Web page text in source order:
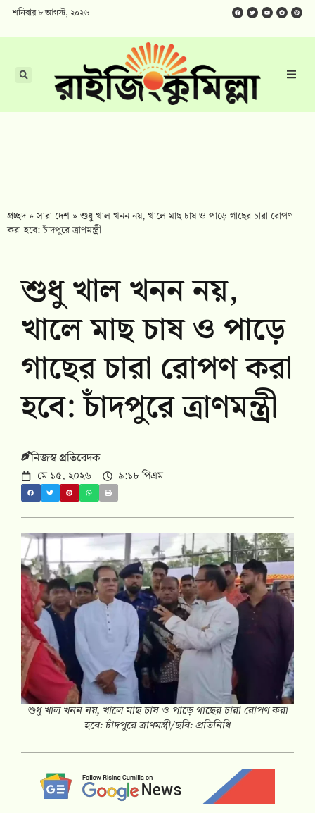
শনিবার ৮ আগস্ট, ২০২৬
প্রচ্ছদ»সারা দেশ »শুধু খাল খনন নয়, খালে মাছ চাষ ও পাড়ে গাছের চারা রোপণ
করা হবে: চাঁদপুরে ত্রাণমন্ত্রী
শুধু খাল খনন নয়,
খালে মাছ চাষ ও পাড়ে
গাছের চারা রোপণ করা
হবে: চাঁদপুরে ত্রাণমন্ত্রী
নিজস্ব প্রতিবেদক
মে ১৫, ২০২৬ ৯:১৮ পিএম
শুধু খাল খনন নয়, খালে মাছ চাষ ও পাড়ে গাছের চারা রোপণ করা
হবে: চাঁদপুরে ত্রাণমন্ত্রী/ছবি: প্রতিনিধি